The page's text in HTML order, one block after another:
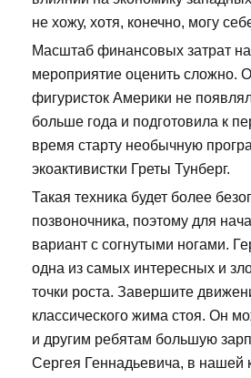
не хожу, хотя, конечно, могу
Масштаб финансовых затрат
мероприятие оценить сложно.
фигуристок Америки не
больше года и подготовила к
время старту необычную
экоактивистки Греты Тунберг.
Такая техника будет более
позвоночника, поэтому для
вариант с согнутыми ногами.
одна из самых интересных и
точки роста. Завершите
классического жима стоя. Он
и другим ребятам большую
Сергея Геннадьевича, в нашей